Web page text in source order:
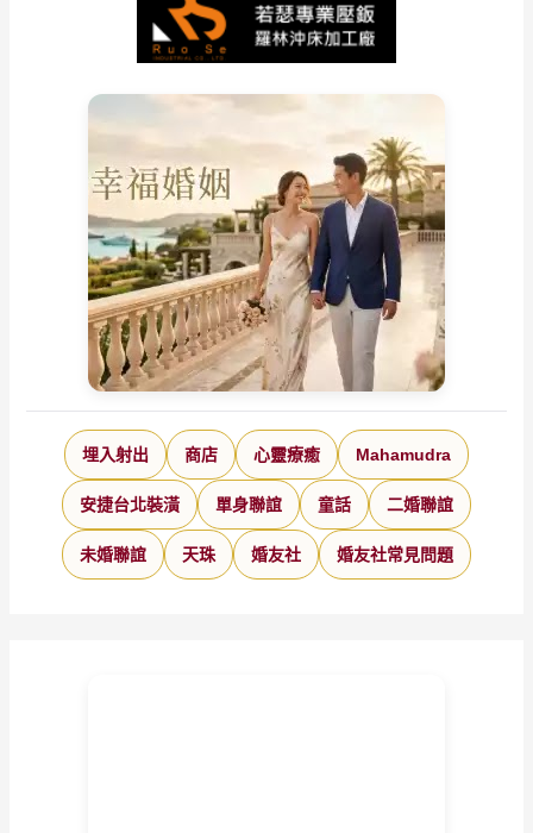
埋入射出 商店 心靈療癒 Mahamudra
安捷台北裝潢 單身聯誼 童話 二婚聯誼
未婚聯誼 天珠 婚友社 婚友社常見問題